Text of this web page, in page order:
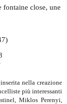
fontaine close, une
nella creazione
più interessanti
Miklos Perenyi,